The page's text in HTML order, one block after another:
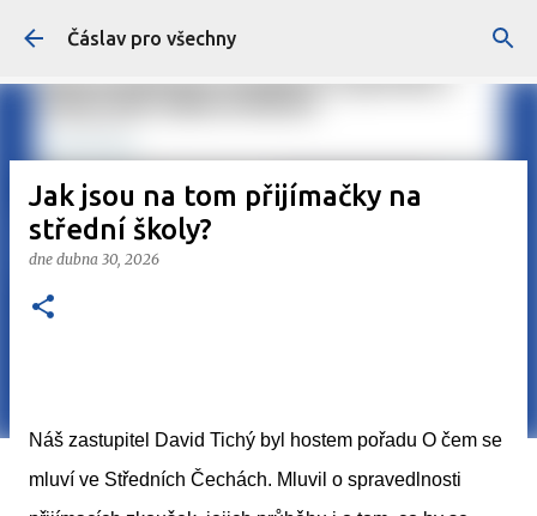
Přeskočit na hlavní obsah
Čáslav pro všechny
Jak jsou na tom přijímačky na
střední školy?
dne dubna 30, 2026
Náš zastupitel David Tichý byl hostem pořadu O čem se
mluví ve Středních Čechách. Mluvil o spravedlnosti